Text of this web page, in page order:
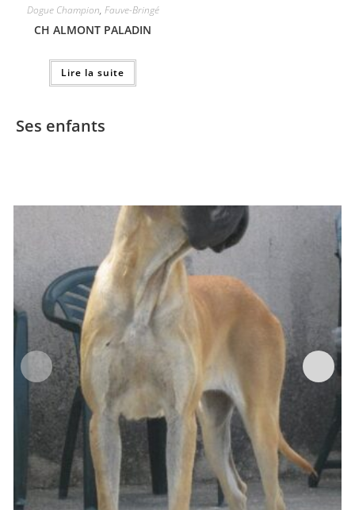
Dogue Champion, Fauve-Bringé
CH ALMONT PALADIN
Lire la suite
Ses enfants